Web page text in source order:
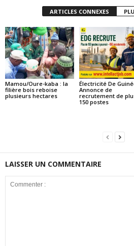
ARTICLES CONNEXES
Mamou/Oure-kaba : la
filière bois reboise
plusieurs hectares
Électricité De
Annonce de
recrutement de
150 postes
LAISSER UN COMMENTAIRE